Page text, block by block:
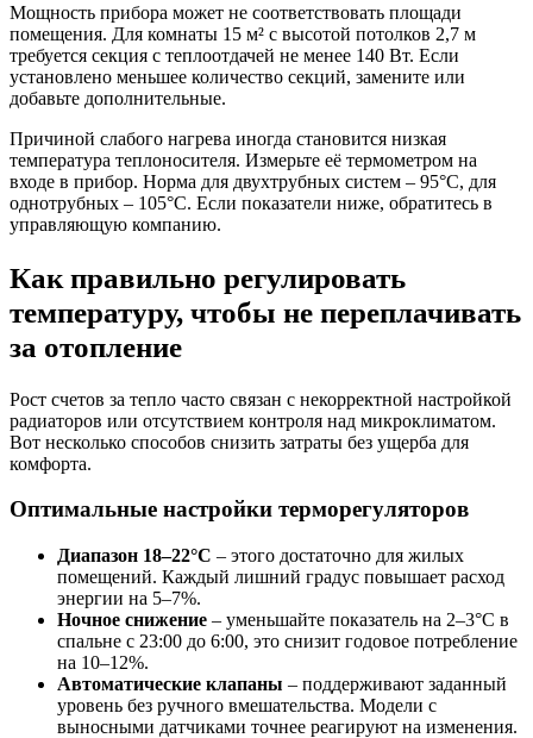
Мощность прибора может не соответствовать площади
помещения. Для комнаты 15 м² с высотой потолков 2,7 м
требуется секция с теплоотдачей не менее 140 Вт. Если
установлено меньшее количество секций, замените или
добавьте дополнительные.
Причиной слабого нагрева иногда становится низкая
температура теплоносителя. Измерьте её термометром на
входе в прибор. Норма для двухтрубных систем – 95°C, для
однотрубных – 105°C. Если показатели ниже, обратитесь в
управляющую компанию.
Как правильно регулировать
температуру, чтобы не переплачивать
за отопление
Рост счетов за тепло часто связан с некорректной настройкой
радиаторов или отсутствием контроля над микроклиматом.
Вот несколько способов снизить затраты без ущерба для
комфорта.
Оптимальные настройки терморегуляторов
Диапазон 18–22°C – этого достаточно для жилых
помещений. Каждый лишний градус повышает расход
энергии на 5–7%.
Ночное снижение – уменьшайте показатель на 2–3°C в
спальне с 23:00 до 6:00, это снизит годовое потребление
на 10–12%.
Автоматические клапаны – поддерживают заданный
уровень без ручного вмешательства. Модели с
выносными датчиками точнее реагируют на изменения.